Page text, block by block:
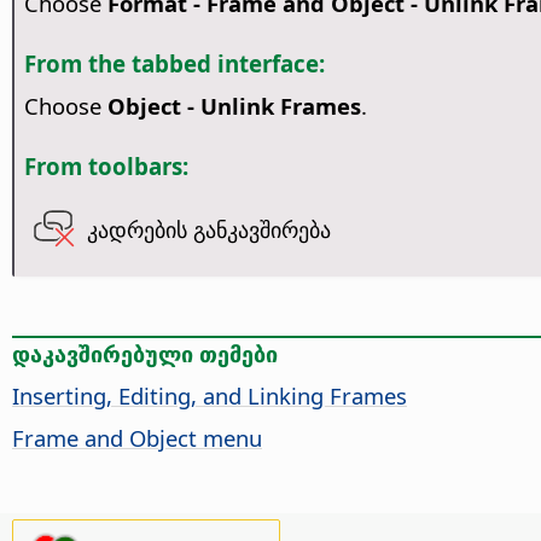
From the tabbed interface:
Choose Object - Unlink Frames.
From toolbars:
კადრების განკავშირება
დაკავშირებული თემები
Inserting, Editing, and Linking Frames
Frame and Object menu